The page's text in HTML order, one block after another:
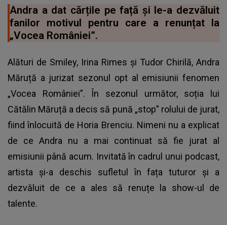
Andra a dat cărțile pe față și le-a dezvăluit
fanilor motivul pentru care a renunțat la
„Vocea României”.
Alături de Smiley, Irina Rimes și Tudor Chirilă, Andra
Măruță a jurizat sezonul opt al emisiunii fenomen
„Vocea României”. În sezonul următor, soția lui
Cătălin Măruță a decis să pună „stop” rolului de jurat,
fiind înlocuită de Horia Brenciu. Nimeni nu a explicat
de ce Andra nu a mai continuat să fie jurat al
emisiunii până acum. Invitată în cadrul unui podcast,
artista și-a deschis sufletul în fața tuturor și a
dezvăluit de ce a ales să renuțe la show-ul de
talente.